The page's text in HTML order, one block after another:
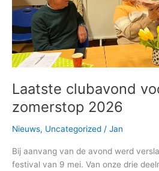
Laatste clubavond
zomerstop 2026
Nieuws, Uncategorized / Jan
Bij aanvang van de avond werd
festival van 9 mei. Van onze drie